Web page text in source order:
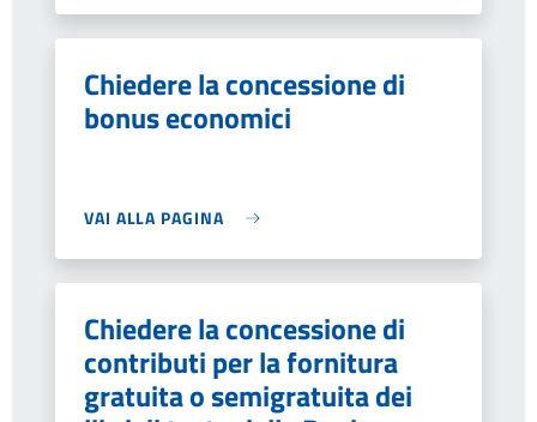
Chiedere la concessione di
bonus economici
VAI ALLA PAGINA
Chiedere la concessione di
contributi per la fornitura
gratuita o semigratuita dei